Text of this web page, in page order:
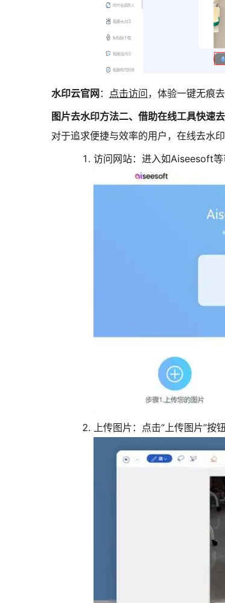
水印云官网 ： 点击访问，体验一键无痕
图片去水印方法二、借助在线工具快速
对于追求便捷与效率的用户，在线去水
访问网站：进入如Aiseesoft等
上传图片 ：点击“上传图片”按